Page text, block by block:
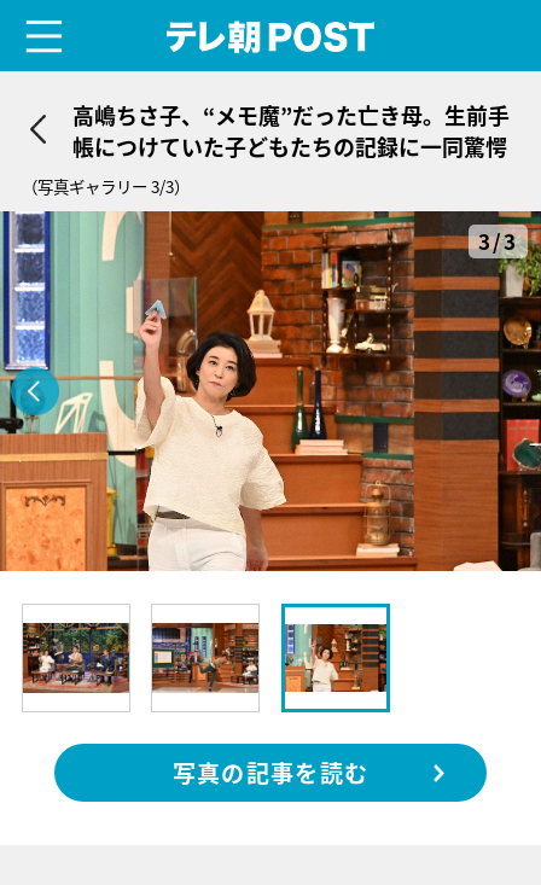
高嶋ちさ子、“メモ魔”だった亡き母。生前手
帳につけていた子どもたちの記録に一同驚愕
（写真ギャラリー 3/3）
3/3
写真の記事を読む